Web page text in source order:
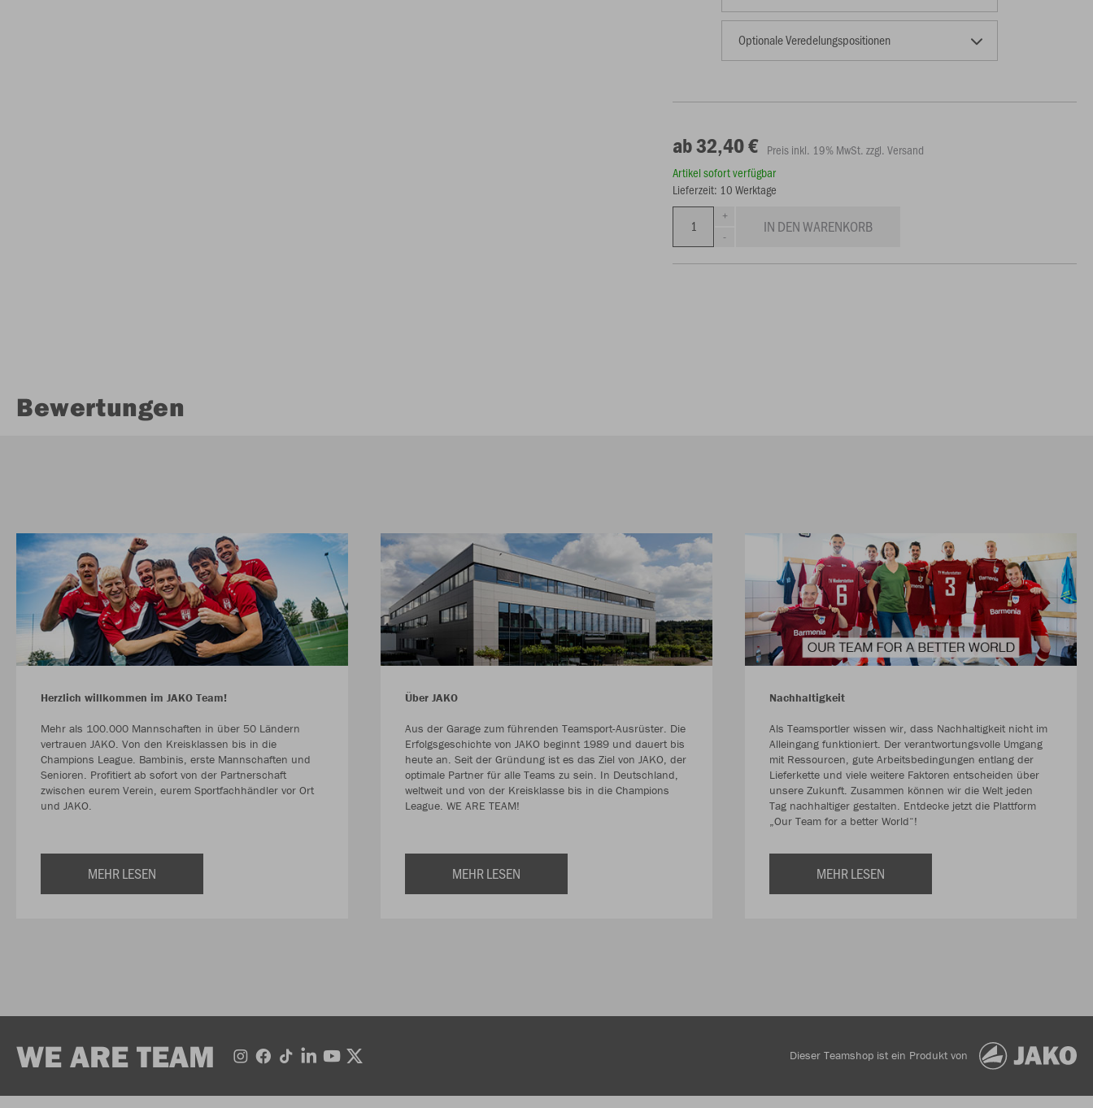
Optionale Veredelungspositionen
ab 32,40 € Preis inkl. 19% MwSt. zzgl. Versand
Artikel sofort verfügbar
Lieferzeit: 10 Werktage
IN DEN WARENKORB
Bewertungen
Herzlich willkommen im JAKO Team!
Mehr als 100.000 Mannschaften in über 50 Ländern
vertrauen JAKO. Von den Kreisklassen bis in die
Champions League. Bambinis, erste Mannschaften und
Senioren. Profitiert ab sofort von der Partnerschaft
zwischen eurem Verein, eurem Sportfachhändler vor Ort
und JAKO.
MEHR LESEN
Über JAKO
Aus der Garage zum führenden Teamsport-Ausrüster. Die
Erfolgsgeschichte von JAKO beginnt 1989 und dauert bis
heute an. Seit der Gründung ist es das Ziel von JAKO, der
optimale Partner für alle Teams zu sein. In Deutschland,
weltweit und von der Kreisklasse bis in die Champions
League. WE ARE TEAM!
MEHR LESEN
Nachhaltigkeit
Als Teamsportler wissen wir, dass Nachhaltigkeit nicht im
Alleingang funktioniert. Der verantwortungsvolle Umgang
mit Ressourcen, gute Arbeitsbedingungen entlang der
Lieferkette und viele weitere Faktoren entscheiden über
unsere Zukunft. Zusammen können wir die Welt jeden
Tag nachhaltiger gestalten. Entdecke jetzt die Plattform
„Our Team for a better World“!
MEHR LESEN
WE ARE TEAM Dieser Teamshop ist ein Produkt von